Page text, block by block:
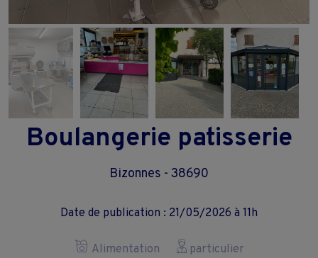
Boulangerie patisserie
Bizonnes - 38690
Date de publication : 21/05/2026 à 11h
Alimentation particulier